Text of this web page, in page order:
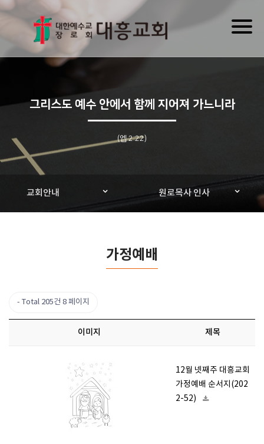
그리스도 예수 안에서 함께 지어져 가느니라
(엡 2:22)
교회안내 원로목사 인사
가정예배
Total 205건 8 페이지
이미지 제목
12월 넷째주 대흥교회
가정예배 순서지(202
2-52)